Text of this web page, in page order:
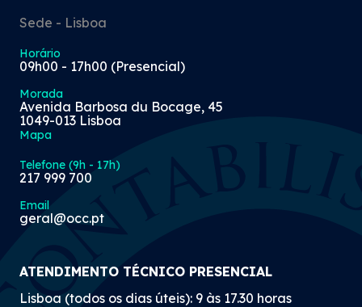
Sede - Lisboa
Horário
09h00 - 17h00 (Presencial)
Morada
Avenida Barbosa du Bocage, 45
1049-013 Lisboa
Mapa
Telefone (9h - 17h)
217 999 700
Email
geral@occ.pt
ATENDIMENTO TÉCNICO PRESENCIAL
Lisboa (todos os dias úteis): 9 às 17.30 horas